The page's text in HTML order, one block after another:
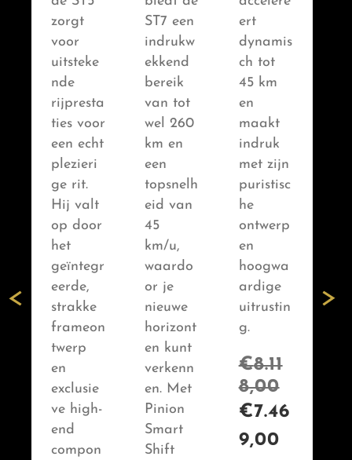
zorgt
voor
uitsteke
nde
rijpresta
ties voor
een echt
plezieri
ge rit.
Hij valt
op door
het
geïntegr
eerde,
strakke
frameon
twerp
en
exclusie
ve high-
end
compon
ST7 een
indrukw
ekkend
bereik
van tot
wel 260
km en
een
topsnelh
eid van
45
km/u,
waardo
or je
nieuwe
horizont
en kunt
verkenn
en. Met
Pinion
Smart
Shift
ert
dynamis
ch tot
45 km
en
maakt
indruk
met zijn
puristisc
he
ontwerp
en
hoogwa
ardige
uitrustin
g.
€8.11
8,00
€7.46
9,00